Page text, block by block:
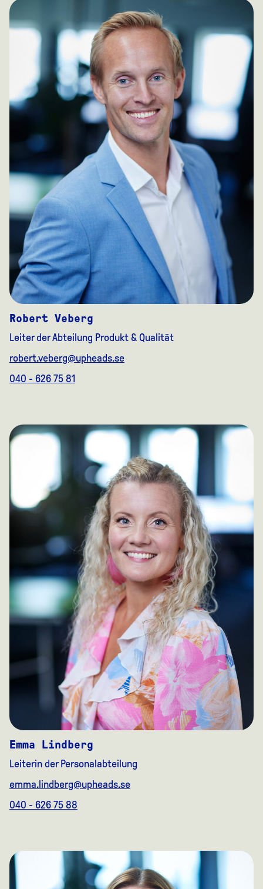
Robert Veberg
Leiter der Abteilung Produkt & Qualität
robert.veberg@upheads.se
040 - 626 75 81
Emma Lindberg
Leiterin der Personalabteilung
emma.lindberg@upheads.se
040 - 626 75 88